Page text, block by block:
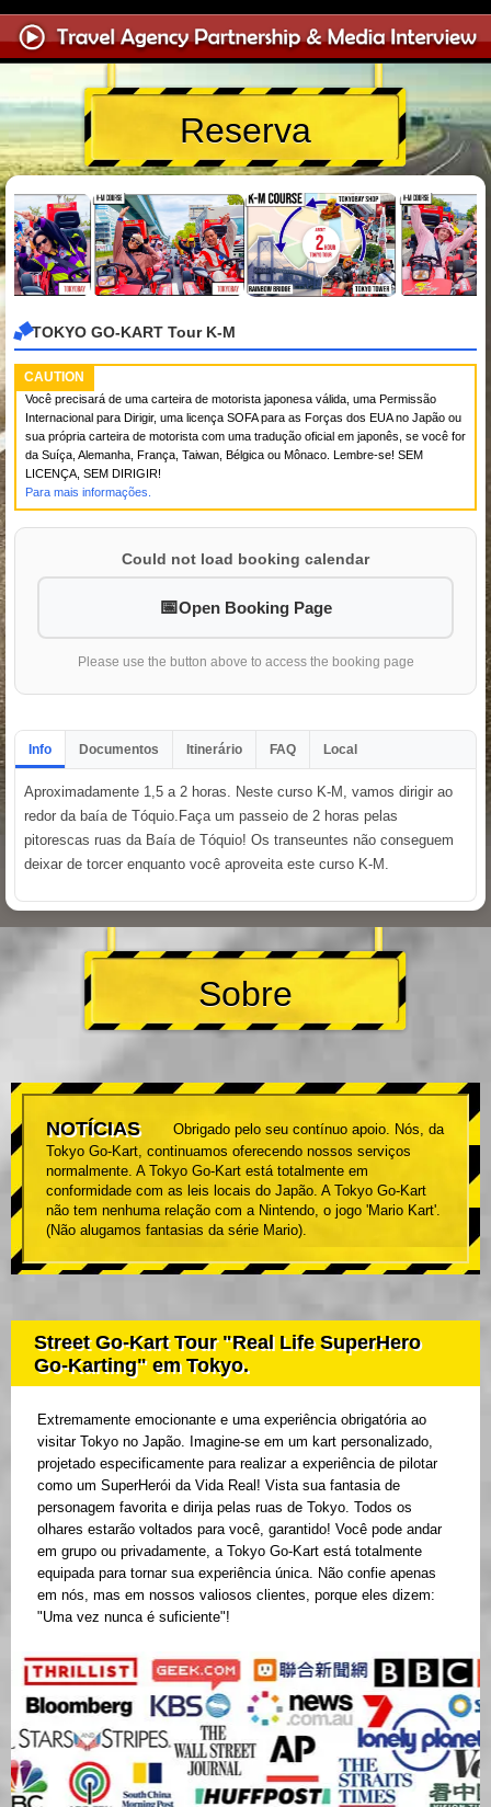
Reserva
TOKYO GO-KART Tour K-M
CAUTION
Você precisará de uma carteira de motorista japonesa válida, uma Permissão
Internacional para Dirigir, uma licença SOFA para as Forças dos EUA no Japão ou
sua própria carteira de motorista com uma tradução oficial em japonês, se você for
da Suíça, Alemanha, França, Taiwan, Bélgica ou Mônaco. Lembre-se! SEM
LICENÇA, SEM DIRIGIR!
Para mais informações.
Could not load booking calendar
Open Booking Page
Please use the button above to access the booking page
Info Documentos Itinerário FAQ Local
Aproximadamente 1,5 a 2 horas. Neste curso K-M, vamos dirigir ao
redor da baía de Tóquio.Faça um passeio de 2 horas pelas
pitorescas ruas da Baía de Tóquio! Os transeuntes não conseguem
deixar de torcer enquanto você aproveita este curso K-M.
Sobre
NOTÍCIAS
Obrigado pelo seu contínuo apoio. Nós, da
Tokyo Go-Kart, continuamos oferecendo nossos serviços
normalmente. A Tokyo Go-Kart está totalmente em
conformidade com as leis locais do Japão. A Tokyo Go-Kart
não tem nenhuma relação com a Nintendo, o jogo 'Mario Kart'.
(Não alugamos fantasias da série Mario).
Street Go-Kart Tour "Real Life SuperHero
Go-Karting" em Tokyo.
Extremamente emocionante e uma experiência obrigatória ao
visitar Tokyo no Japão. Imagine-se em um kart personalizado,
projetado especificamente para realizar a experiência de pilotar
como um SuperHerói da Vida Real! Vista sua fantasia de
personagem favorita e dirija pelas ruas de Tokyo. Todos os
olhares estarão voltados para você, garantido! Você pode andar
em grupo ou privadamente, a Tokyo Go-Kart está totalmente
equipada para tornar sua experiência única. Não confie apenas
em nós, mas em nossos valiosos clientes, porque eles dizem:
"Uma vez nunca é suficiente"!